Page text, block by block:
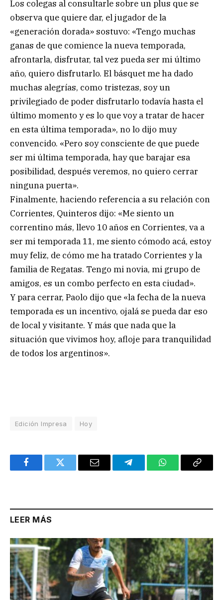
Los colegas al consultarle sobre un plus que se
observa que quiere dar, el jugador de la
«generación dorada» sostuvo: «Tengo muchas
ganas de que comience la nueva temporada,
afrontarla, disfrutar, tal vez pueda ser mi último
año, quiero disfrutarlo. El básquet me ha dado
muchas alegrías, como tristezas, soy un
privilegiado de poder disfrutarlo todavía hasta el
último momento y es lo que voy a tratar de hacer
en esta última temporada», no lo dijo muy
convencido. «Pero soy consciente de que puede
ser mi última temporada, hay que barajar esa
posibilidad, después veremos, no quiero cerrar
ninguna puerta».
Finalmente, haciendo referencia a su relación con
Corrientes, Quinteros dijo: «Me siento un
correntino más, llevo 10 años en Corrientes, va a
ser mi temporada 11, me siento cómodo acá, estoy
muy feliz, de cómo me ha tratado Corrientes y la
familia de Regatas. Tengo mi novia, mi grupo de
amigos, es un combo perfecto en esta ciudad».
Y para cerrar, Paolo dijo que «la fecha de la nueva
temporada es un incentivo, ojalá se pueda dar eso
de local y visitante. Y más que nada que la
situación que vivimos hoy, afloje para tranquilidad
de todos los argentinos».
Edición Impresa Hoy
FacebookTwitter Email TelegramWhatsAppCopy
LEER MÁS